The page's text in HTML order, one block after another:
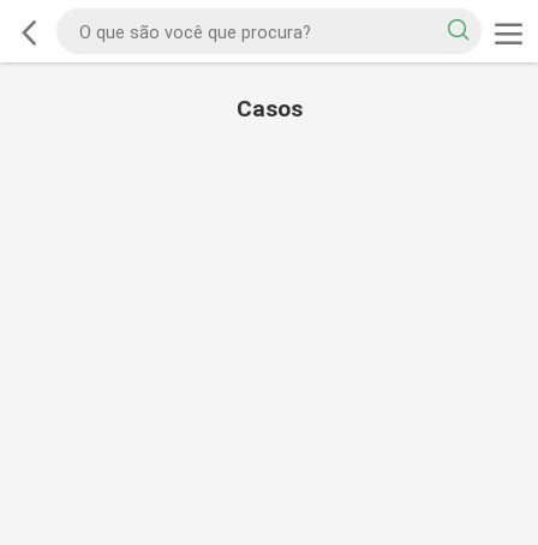
Casos